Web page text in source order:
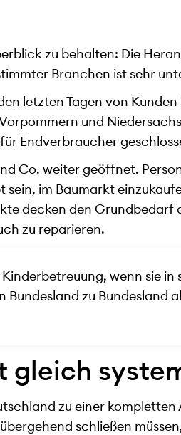
zu behalten: Die
Branchen ist sehr
letzten Tagen von
und
Endverbraucher
Co. weiter geöffnet.
im Baumarkt
decken den Grundbedarf
zu reparieren.
wenn sie in
zu Bundesland
gleich
zu einer kompletten
schließen